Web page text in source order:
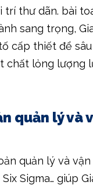
chất lỏng lượng
quản lý và
quản lý và
Sigma… giúp
phung phí
bài toán đào
khoản quản